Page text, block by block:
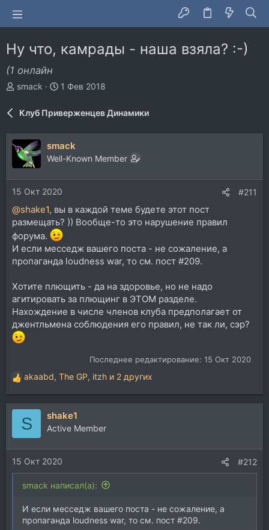
Ну что, камрады - наша взяла? :-)
(1 онлайн
А
т
р
т
е
smack
Д
н
а
ч
а
1 Фев 2018
Клуб Приверженцев Динамики
smack
Well-Known Member
15 Окт 2020 #211
@shake1, вы в каждой теме будете этот пост
размещать? )) Вообще-то это нарушение правил
форума.
И если месседж вашего поста - не сожаление, а
пропаганда loudness war, то см. пост #209.
Хотите плющить - да на здоровье, но не надо
агитировать за плющинг в ЭТОМ разделе.
Нахождение в числе членов клуба предполагает от
джентльмена соблюдения его правил, не так ли, сэр?
Последнее редактирование: 15 Окт 2020
Р
е
а
и
и
:
akaabd, The GP, itzh и 2 других
S shake1
Active Member
15 Окт 2020 #212
smack написал(а):
И если месседж вашего поста - не сожаление, а
пропаганда loudness war, то см. пост #209.